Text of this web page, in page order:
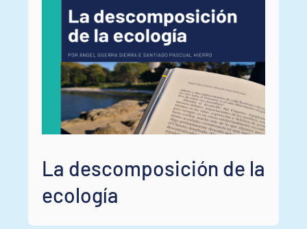
La descomposición de la
ecología